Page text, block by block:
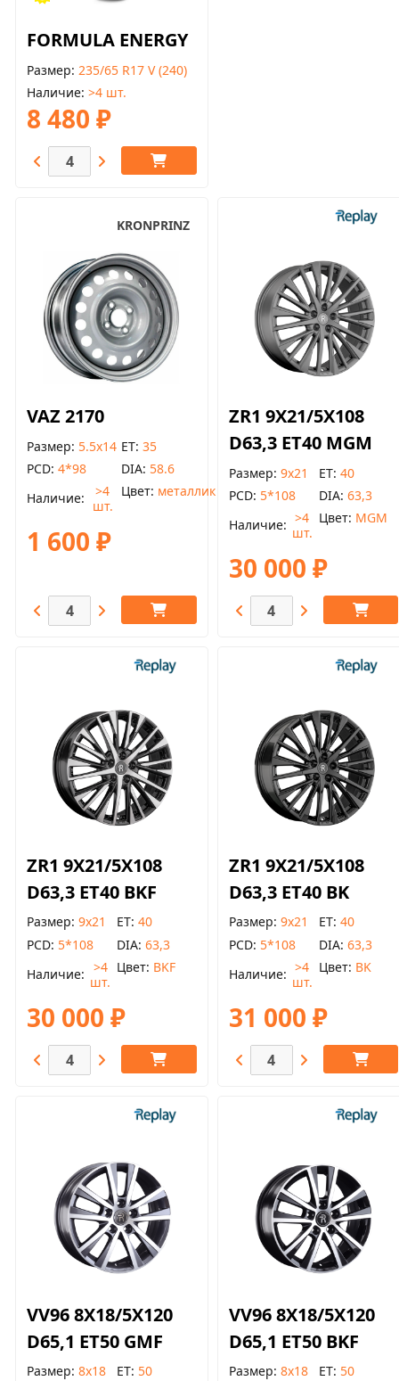
FORMULA ENERGY
Размер 235/65 R17 V (240)
Наличие >4 шт.
8 480 ₽
KRONPRINZ
VAZ 2170
Размер 5.5x14
PCD 4*98
Наличие
>4
шт.
ET 35
DIA 58.6
Цвет металлик
1 600 ₽
ZR1 9X21/5X108
D63,3 ET40 MGM
Размер 9x21
PCD 5*108
Наличие
>4
шт.
ET 40
DIA 63,3
Цвет MGM
30 000 ₽
ZR1 9X21/5X108
D63,3 ET40 BKF
Размер 9x21
PCD 5*108
Наличие
>4
шт.
ET 40
DIA 63,3
Цвет BKF
30 000 ₽
ZR1 9X21/5X108
D63,3 ET40 BK
Размер 9x21
PCD 5*108
Наличие
>4
шт.
ET 40
DIA 63,3
Цвет BK
31 000 ₽
VV96 8X18/5X120
D65,1 ET50 GMF
Размер 8x18
ET 50
VV96 8X18/5X120
D65,1 ET50 BKF
Размер 8x18
ET 50